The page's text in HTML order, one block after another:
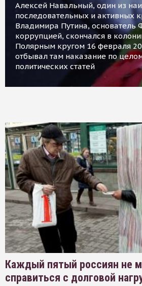
Алексей Навальный, один из
последовательных и активных
Владимира Путина, основатель
коррупцией, скончался в
Полярным кругом 16 февраля
отбывал там наказание по
политических статей
Каждый пятый россиян не
справиться с долговой